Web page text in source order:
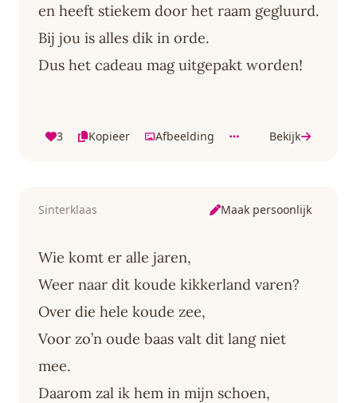
en heeft stiekem door het raam gegluurd.
Bij jou is alles dik in orde.
Dus het cadeau mag uitgepakt worden!
3 Kopieer Afbeelding Bekijk
Sinterklaas Maak persoonlijk
Wie komt er alle jaren,
Weer naar dit koude kikkerland varen?
Over die hele koude zee,
Voor zo’n oude baas valt dit lang niet
mee.
Daarom zal ik hem in mijn schoen,